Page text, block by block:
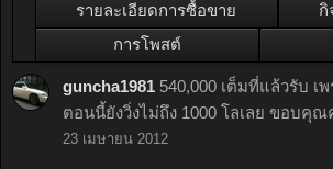
รายละเอียดการซื้อขาย
กิ
การโพสต์
guncha1981 540,000 เต็มที่แล้วรับ เ
ตอนนี้ยังวิ่งไม่ถึง 1000 โลเลย ขอบคุณ
23 เมษายน 2012